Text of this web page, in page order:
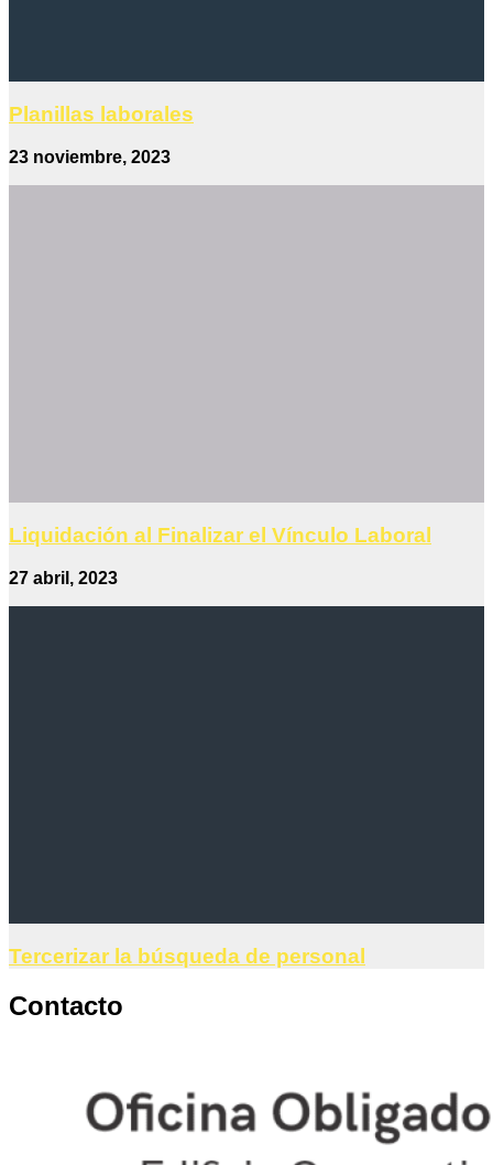
Planillas laborales
23 noviembre, 2023
Liquidación al Finalizar el Vínculo Laboral
27 abril, 2023
Tercerizar la búsqueda de personal
Contacto